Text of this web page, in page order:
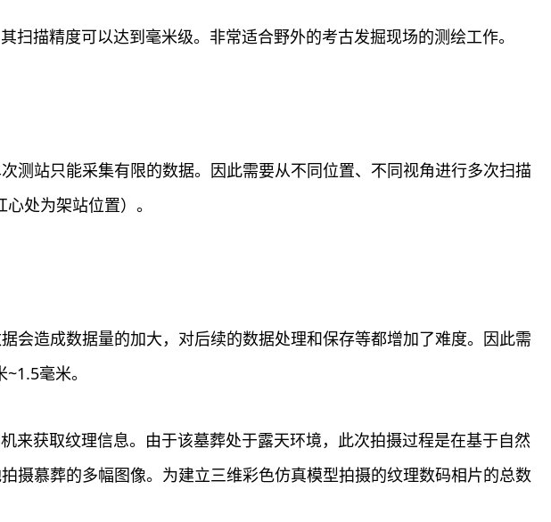
扫描精度可以达到毫米级。非常适合野外的考古发掘现场的测绘工作。
测站只能采集有限的数据。因此需要从不同位置、不同视角进行多次扫描
处为架站位置）。
会造成数据量的加大，对后续的数据处理和保存等都增加了难度。因此需
毫米。
来获取纹理信息。由于该墓葬处于露天环境，此次拍摄过程是在基于自然
摄慕葬的多幅图像。为建立三维彩色仿真模型拍摄的纹理数码相片的总数